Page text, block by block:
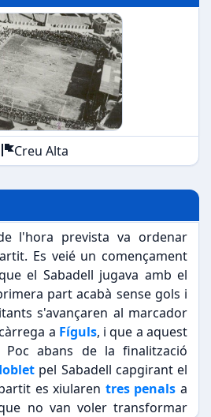
Creu Alta
l'hora prevista va ordenar
Es veié un començament
el Sabadell jugava amb el
part acabà sense gols i
s'avançaren al marcador
a Fíguls, i que a aquest
abans de la finalització
pel Sabadell capgirant el
es xiularen tres penals a
no van voler transformar